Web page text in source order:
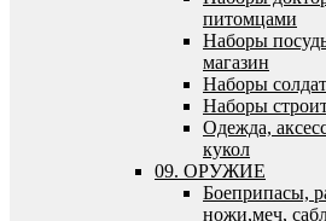
питомцами
Наборы
магазин
Наборы
Наборы
Одежда,
кукол
09. ОРУЖИЕ
Боеприпасы,
ножи,меч,